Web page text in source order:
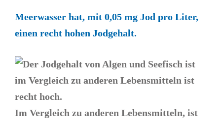
Meerwasser hat, mit 0,05 mg Jod pro Liter,
einen recht hohen Jodgehalt.
Im Vergleich zu anderen Lebensmitteln, ist